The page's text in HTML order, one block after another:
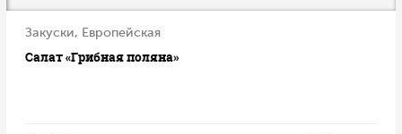
Закуски, Европейская
Салат «Грибная поляна»